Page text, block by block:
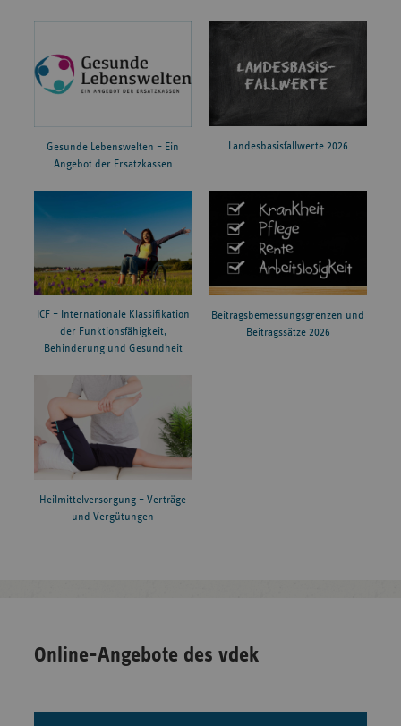
Gesunde Lebenswelten – Ein
Angebot der Ersatzkassen
Landesbasisfallwerte 2026
ICF – Internationale Klassifikation
der Funktionsfähigkeit,
Behinderung und Gesundheit
Beitragsbemessungsgrenzen und
Beitragssätze 2026
Heilmittelversorgung – Verträge
und Vergütungen
Online-Angebote des vdek